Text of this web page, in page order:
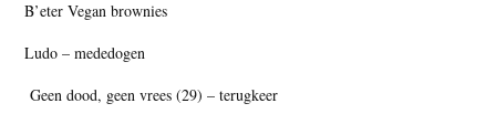
B’eter Vegan brownies
Ludo – mededogen
Geen dood, geen vrees (29) – terugkeer